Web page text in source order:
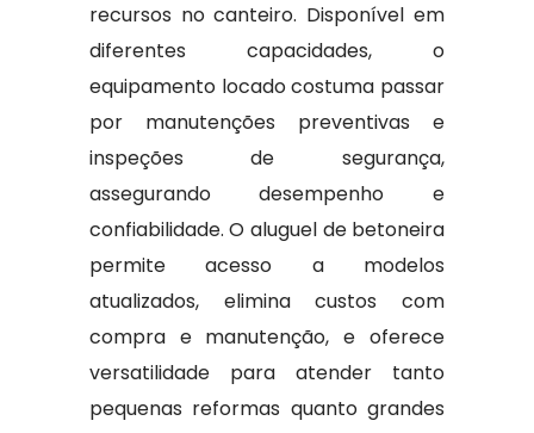
recursos no canteiro. Disponível em
diferentes capacidades, o
equipamento locado costuma passar
por manutenções preventivas e
inspeções de segurança,
assegurando desempenho e
confiabilidade. O aluguel de betoneira
permite acesso a modelos
atualizados, elimina custos com
compra e manutenção, e oferece
versatilidade para atender tanto
pequenas reformas quanto grandes